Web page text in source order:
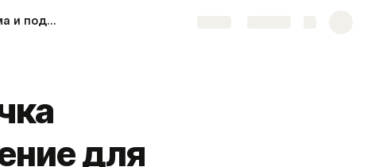
Конгресс-система и подзвучка Предварительное предложение для зала 170м2
для